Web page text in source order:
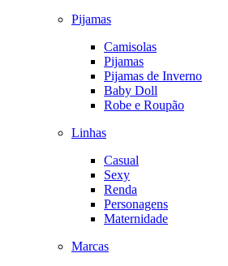
Pijamas
Camisolas
Pijamas
Pijamas de Inverno
Baby Doll
Robe e Roupão
Linhas
Casual
Sexy
Renda
Personagens
Maternidade
Marcas